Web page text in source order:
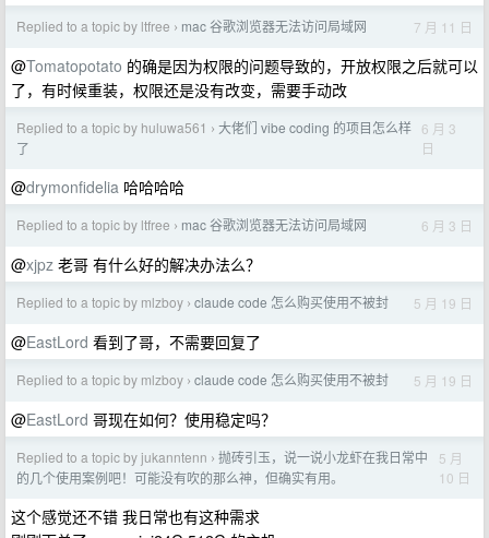
Replied to a topic by ltfree › mac 谷歌浏览器无法访问局域网 7 月 11 日
@Tomatopotato 的确是因为权限的问题导致的，开放权限之后就可以
了，有时候重装，权限还是没有改变，需要手动改
Replied to a topic by huluwa561 › 大佬们 vibe coding 的项目怎么样
了
6 月 3
日
@drymonfidelia 哈哈哈哈
Replied to a topic by ltfree › mac 谷歌浏览器无法访问局域网 6 月 3 日
@xjpz 老哥 有什么好的解决办法么？
Replied to a topic by mlzboy › claude code 怎么购买使用不被封 5 月 19 日
@EastLord 看到了哥，不需要回复了
Replied to a topic by mlzboy › claude code 怎么购买使用不被封 5 月 19 日
@EastLord 哥现在如何？使用稳定吗？
Replied to a topic by jukanntenn › 抛砖引玉，说一说小龙虾在我日常中
的几个使用案例吧！可能没有吹的那么神，但确实有用。
5 月
10 日
这个感觉还不错 我日常也有这种需求